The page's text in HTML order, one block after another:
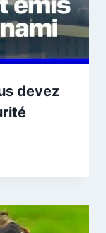
devez